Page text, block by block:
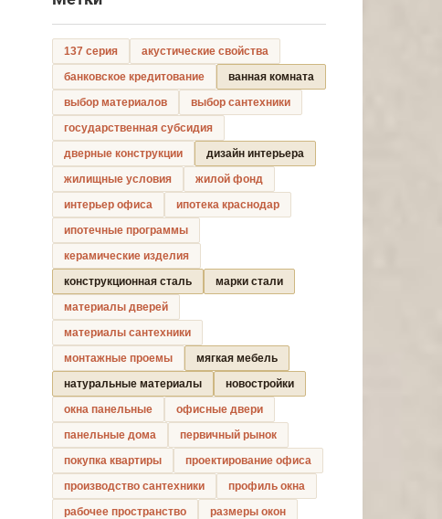
137 серия
акустические свойства
банковское кредитование
ванная комната
выбор материалов
выбор сантехники
государственная субсидия
дверные конструкции
дизайн интерьера
жилищные условия
жилой фонд
интерьер офиса
ипотека краснодар
ипотечные программы
керамические изделия
конструкционная сталь
марки стали
материалы дверей
материалы сантехники
монтажные проемы
мягкая мебель
натуральные материалы
новостройки
окна панельные
офисные двери
панельные дома
первичный рынок
покупка квартиры
проектирование офиса
производство сантехники
профиль окна
рабочее пространство
размеры окон